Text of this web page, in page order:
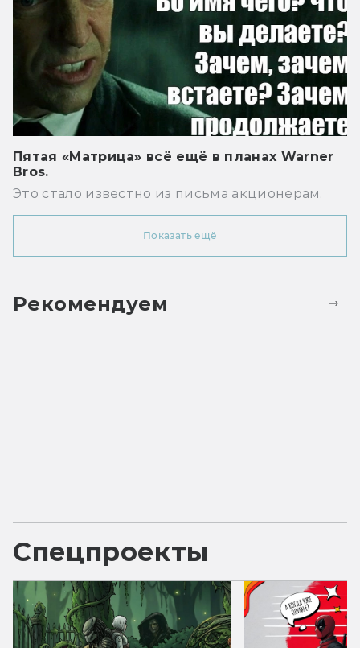
Пятая «Матрица» всё ещё в планах Warner
Bros.
Это стало известно из письма акционерам.
Показать ещё
Рекомендуем
Спецпроекты